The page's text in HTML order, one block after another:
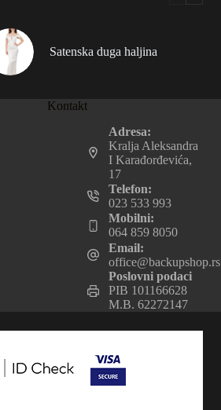
Satenska duga haljina
Kontakt
Adresa:
Kralja Aleksandra
I Karađorđevića,
17
Telefon:
023 533 993
Mobilni:
064 859 8050
Email:
office@backupshop.rs
Poslovni podaci
PIB 101166628
M.B. 62272147